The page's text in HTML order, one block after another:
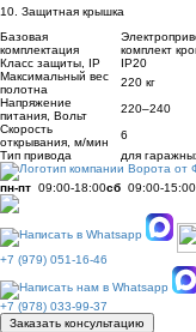
10. Защитная крышка
Базовая
комплектация
комплект
Класс защиты, IP
IP20
Максимальный вес
полотна
220 кг
Напряжение
питания, Вольт
220–240
Скорость
открывания, м/мин
6
Тип привода
для
пн-пт 09:00-18:00сб 09:00-15:00
+7 (979) 051-16-46
+7 (978) 033-99-37
Заказать консультацию